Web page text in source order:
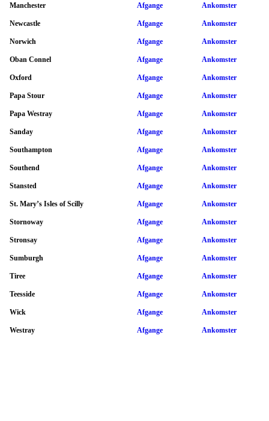
Manchester Afgange Ankomster
Newcastle Afgange Ankomster
Norwich Afgange Ankomster
Oban Connel Afgange Ankomster
Oxford Afgange Ankomster
Papa Stour Afgange Ankomster
Papa Westray Afgange Ankomster
Sanday Afgange Ankomster
Southampton Afgange Ankomster
Southend Afgange Ankomster
Stansted Afgange Ankomster
St. Mary’s Isles of Scilly Afgange Ankomster
Stornoway Afgange Ankomster
Stronsay Afgange Ankomster
Sumburgh Afgange Ankomster
Tiree Afgange Ankomster
Teesside Afgange Ankomster
Wick Afgange Ankomster
Westray Afgange Ankomster